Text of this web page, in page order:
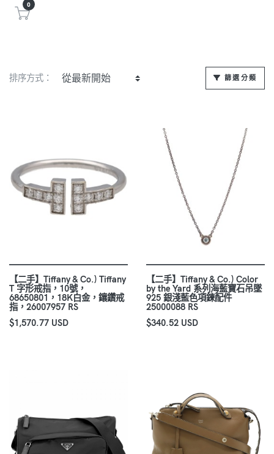
0
排序方式： 篩選分類
【二手】Tiffany & Co.) Tiffany
T 字形戒指，10號，
68650801，18K白金，鑲鑽戒
指，26007957 RS
$1,570.77 USD
【二手】Tiffany & Co.) Color
by the Yard 系列海藍寶石吊墜
925 銀淺藍色項鍊配件
25000088 RS
$340.52 USD